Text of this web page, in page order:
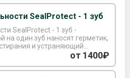
SealProtect - 1 зуб
SealProtect - 1 зуб -
на один зуб наносят герметик,
и устраняющий
корней зубов.от 1400₽